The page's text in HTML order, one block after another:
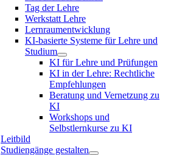
Tag der Lehre
Werkstatt Lehre
Lernraumentwicklung
KI-basierte Systeme für Lehre und
Studium
KI für Lehre und Prüfungen
KI in der Lehre: Rechtliche
Empfehlungen
Beratung und Vernetzung zu
KI
Workshops und
Selbstlernkurse zu KI
Leitbild
Studiengänge gestalten